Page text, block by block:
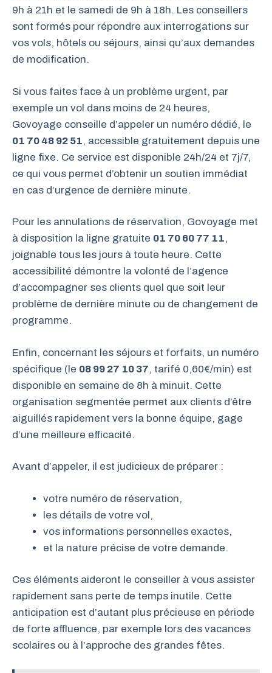
9h à 21h et le samedi de 9h à 18h. Les conseillers
sont formés pour répondre aux interrogations sur
vos vols, hôtels ou séjours, ainsi qu’aux demandes
de modification.
Si vous faites face à un problème urgent, par
exemple un vol dans moins de 24 heures,
Govoyage conseille d’appeler un numéro dédié, le
01 70 48 92 51, accessible gratuitement depuis une
ligne fixe. Ce service est disponible 24h/24 et 7j/7,
ce qui vous permet d’obtenir un soutien immédiat
en cas d’urgence de dernière minute.
Pour les annulations de réservation, Govoyage met
à disposition la ligne gratuite 01 70 60 77 11,
joignable tous les jours à toute heure. Cette
accessibilité démontre la volonté de l’agence
d’accompagner ses clients quel que soit leur
problème de dernière minute ou de changement de
programme.
Enfin, concernant les séjours et forfaits, un numéro
spécifique (le 08 99 27 10 37, tarifé 0,60€/min) est
disponible en semaine de 8h à minuit. Cette
organisation segmentée permet aux clients d’être
aiguillés rapidement vers la bonne équipe, gage
d’une meilleure efficacité.
Avant d’appeler, il est judicieux de préparer :
votre numéro de réservation,
les détails de votre vol,
vos informations personnelles exactes,
et la nature précise de votre demande.
Ces éléments aideront le conseiller à vous assister
rapidement sans perte de temps inutile. Cette
anticipation est d’autant plus précieuse en période
de forte affluence, par exemple lors des vacances
scolaires ou à l’approche des grandes fêtes.